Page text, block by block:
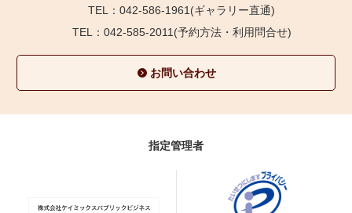
TEL：042-586-1961(ギャラリー直通)
TEL：042-585-2011(予約方法・利用問合せ)
お問い合わせ
指定管理者